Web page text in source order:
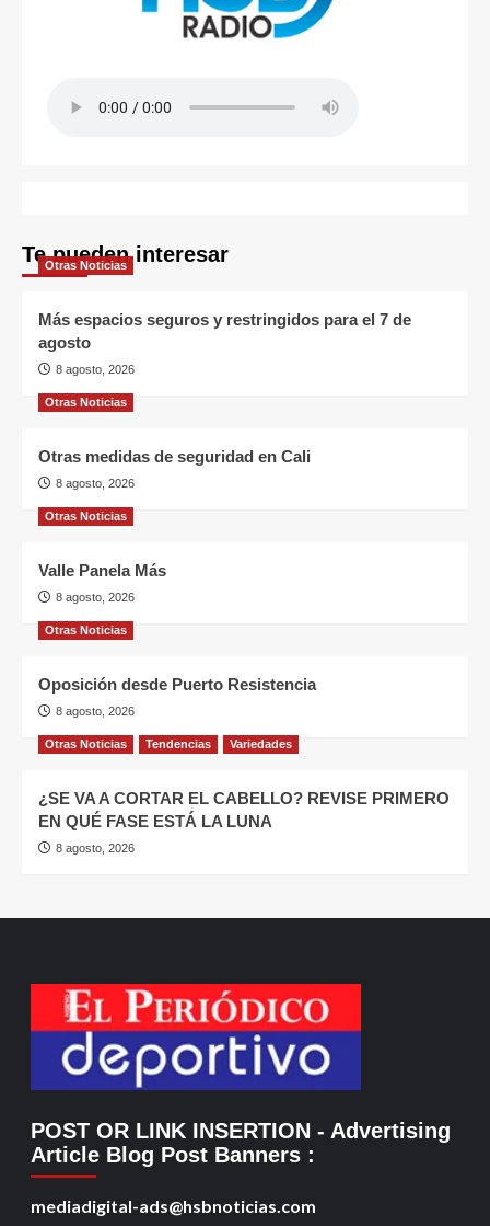
Te pueden interesar
Otras Noticias
Más espacios seguros y restringidos para el 7 de
agosto
8 agosto, 2026
Otras Noticias
Otras medidas de seguridad en Cali
8 agosto, 2026
Otras Noticias
Valle Panela Más
8 agosto, 2026
Otras Noticias
Oposición desde Puerto Resistencia
8 agosto, 2026
Otras Noticias Tendencias Variedades
¿SE VA A CORTAR EL CABELLO? REVISE PRIMERO
EN QUÉ FASE ESTÁ LA LUNA
8 agosto, 2026
POST OR LINK INSERTION - Advertising
Article Blog Post Banners :
mediadigital-ads@hsbnoticias.com